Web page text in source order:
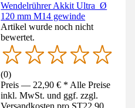
Wendelrührer Akkit Ultra Ø
120 mm M14 gewinde
Artikel wurde noch nicht
bewertet.
(0)
Preis — 22,90 € * Alle Preise
inkl. MwSt. und ggf. zzgl.
Versandkosten pro ST22,90